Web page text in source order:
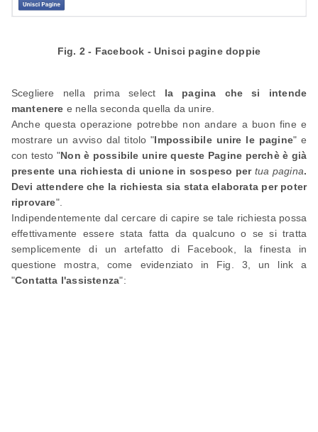
Fig. 2 - Facebook - Unisci pagine doppie
Scegliere nella prima select la pagina che si intende
mantenere e nella seconda quella da unire.
Anche questa operazione potrebbe non andare a buon fine e
mostrare un avviso dal titolo "Impossibile unire le pagine" e
con testo "Non è possibile unire queste Pagine perchè è già
presente una richiesta di unione in sospeso per tua pagina.
Devi attendere che la richiesta sia stata elaborata per poter
riprovare".
Indipendentemente dal cercare di capire se tale richiesta possa
effettivamente essere stata fatta da qualcuno o se si tratta
semplicemente di un artefatto di Facebook, la finesta in
questione mostra, come evidenziato in Fig. 3, un link a
"Contatta l'assistenza":